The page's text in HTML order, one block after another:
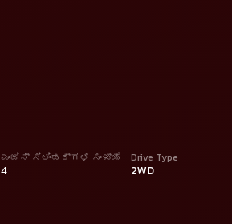
ಎಂಜಿನ್ ಸಿಲಿಂಡರ್ಗಳ ಸಂಖ್ಯೆ
4
Drive Type
2WD